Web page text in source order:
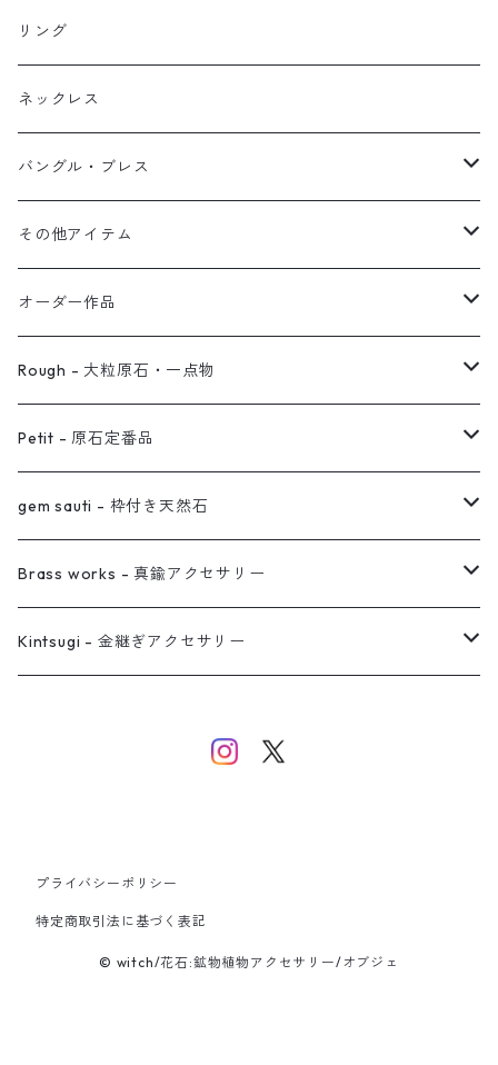
イヤリング
リング
ブレス
オブジェ
イヤーカフ
フック・ぶら下がり
フープ
原石イヤーカフ
植物イヤーカフ
ぶら下がりイヤーカフ
2連イヤーカフ
イヤリング対応
ノンホールピアス
オーダー用ページ
真鍮イヤーカフ
リング
ネックレス
バングル・ブレス
ブレスレット
バングル
その他アイテム
ブローチ
ヘアアクセサリー
オーダー作品
リング
ネックレス
ピアス
イヤーカフ
バングル
Rough - 大粒原石・一点物
ピアス
リング
ネックレス
イヤーカフ
Petit - 原石定番品
ピアス
リング
ネックレス
gem sauti - 枠付き天然石
ピアス
ネックレス
Brass works - 真鍮アクセサリー
リング
バングル
Kintsugi - 金継ぎアクセサリー
プライバシーポリシー
特定商取引法に基づく表記
© witch/花石:鉱物植物アクセサリー/オブジェ